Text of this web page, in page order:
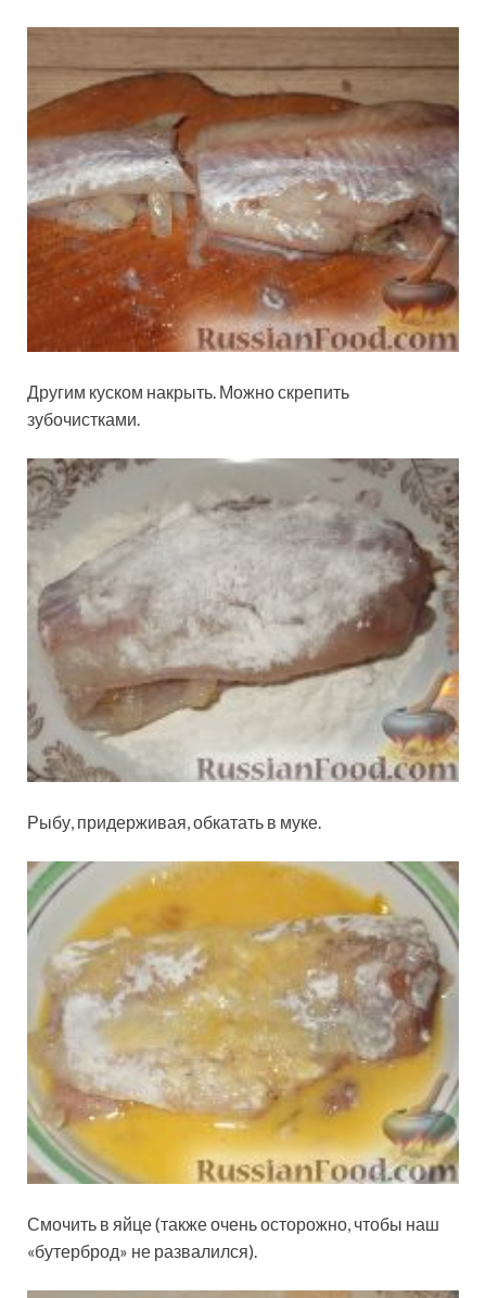
Другим куском накрыть. Можно скрепить
зубочистками.
Рыбу, придерживая, обкатать в муке.
Смочить в яйце (также очень осторожно, чтобы наш
«бутерброд» не развалился).